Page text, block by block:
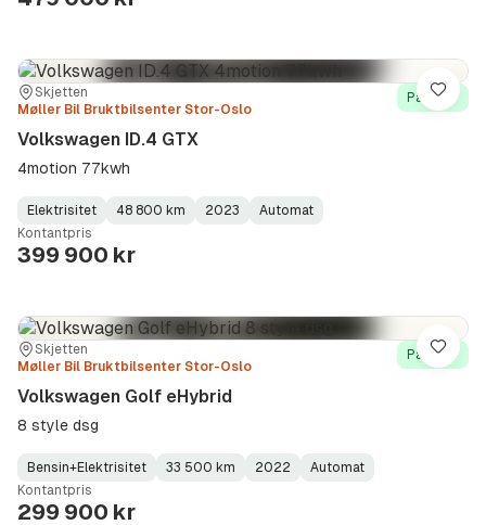
Sted:
Skjetten
Forhandler:
Møller Bil Bruktbilsenter Stor-Oslo
På lager
Volkswagen ID.4 GTX
4motion 77kwh
Fuel
Type:
Elektrisitet
Kilometerstand:
48 800 km
Model
Year:
2023
Gearbox
Type:
Automat
Kontantpris
399 900 kr
Lagre
Sted:
Skjetten
Forhandler:
Møller Bil Bruktbilsenter Stor-Oslo
På lager
Volkswagen Golf eHybrid
8 style dsg
Fuel
Type:
Bensin+Elektrisitet
Kilometerstand: 33 500 km
Model
Year:
2022
Gearbox
Type:
Automat
Kontantpris
299 900 kr
Lagre